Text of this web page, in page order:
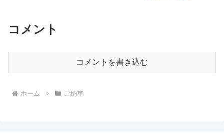
コメント
コメントを書き込む
ホーム ご納車